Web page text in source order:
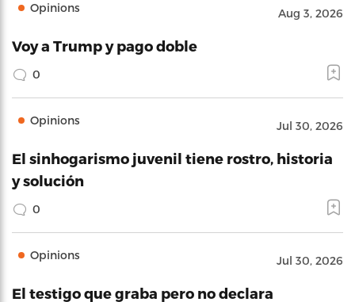
Opinions Aug 3, 2026
Voy a Trump y pago doble
0
Opinions Jul 30, 2026
El sinhogarismo juvenil tiene rostro, historia
y solución
0
Opinions Jul 30, 2026
El testigo que graba pero no declara